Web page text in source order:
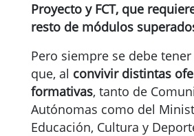
Proyecto y FCT, que
resto de módulos
Pero siempre se debe
que, al convivir distintas
formativas, tanto de
Autónomas como del
Educación, Cultura y